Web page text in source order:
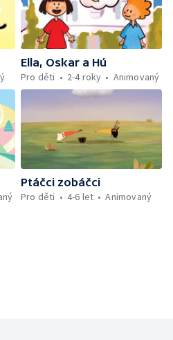
Ella, Oskar a Hú
Pro děti
2-4 roky Animovaný
Ptáčci zobáčci
Pro děti
4-6 let Animovaný